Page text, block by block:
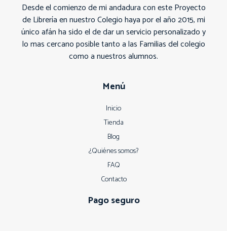
Desde el comienzo de mi andadura con este Proyecto
de Librería en nuestro Colegio haya por el año 2015, mi
único afán ha sido el de dar un servicio personalizado y
lo mas cercano posible tanto a las Familias del colegio
como a nuestros alumnos.
Menú
Inicio
Tienda
Blog
¿Quiénes somos?
FAQ
Contacto
Pago seguro